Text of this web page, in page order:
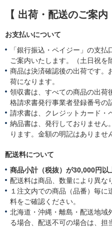
【 出荷・配送のご案
お支払いについて
「銀行振込・ペイジー」の支
ご案内いたします。（土日祝を
商品は決済確認後の出荷です。
荷になります。
領収書は、すべての商品の出荷
格請求書発行事業者登録番号の
請求書は、クレジットカード・
納品書は、発行しておりません
ります。金額の明記はありませ
配送料について
商品小計（税抜）が30,000円
配送料は商品、数量により異な
１注文内での商品（品番）毎
料をご確認ください。
北海道・沖縄・離島・配送地域
る場合、配送不可の場合は、担